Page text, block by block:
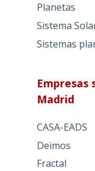
Planetas
Sistema
Sistemas
Empresas
Madrid
CASA-EADS
Deimos
Fractal